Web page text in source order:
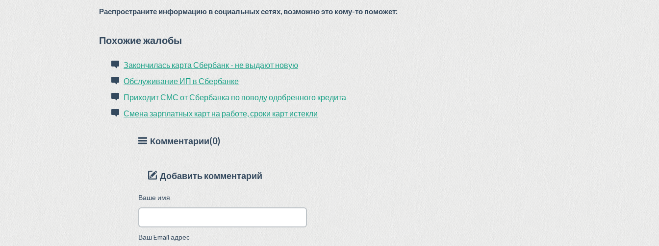
Распространите информацию в социальных сетях, возможно это кому-то поможет:
Похожие жалобы
Закончилась карта Сбербанк - не выдают новую
Обслуживание ИП в Сбербанке
Приходит СМС от Сбербанка по поводу одобренного кредита
Смена зарплатных карт на работе, сроки карт истекли
Комментарии(0)
Добавить комментарий
Ваше имя
Ваш Email адрес